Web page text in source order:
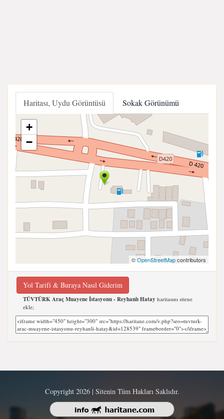
Haritası, Uydu Görüntüsü Sokak Görünümü
+
−
©OpenStreetMapcontributors
Yol Tarifi & Buraya Nasıl Giderim
TÜVTÜRK Araç Muayene İstasyonu - Reyhanlı Hatay haritasını sitene
ekle;
Copyright 2026 | Sitenin Tüm Hakları Saklıdır.